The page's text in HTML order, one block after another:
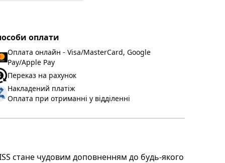
оплати
Оплата онлайн - Visa/MasterCard, Google
Pay/Apple Pay
Переказ на рахунок
Накладений платіж
Оплата при отриманні у відділенні
стане чудовим доповненням до будь-якого